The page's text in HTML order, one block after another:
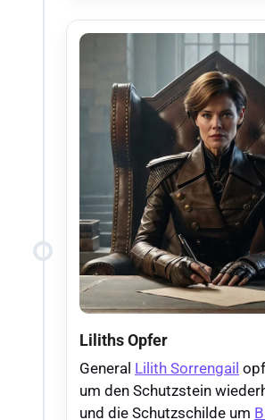
Liliths Opfer
General Lilith Sorrengail
um den Schutzstein
und die Schutzschilde um